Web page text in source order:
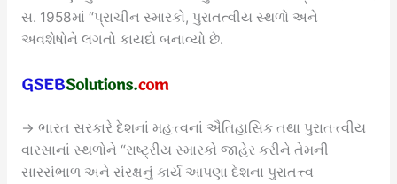
સ. 1958માં “પ્રાચીન સ્મારકો, પુરાતત્વીય સ્થળો અને
અવશેષોને લગતો કાયદો બનાવ્યો છે.
→ ભારત સરકારે દેશનાં મહત્ત્વનાં ઐતિહાસિક તથા પુરાતત્ત્વીય
વારસાનાં સ્થળોને “રાષ્ટ્રીય સ્મારકો જાહેર કરીને તેમની
સારસંભાળ અને સંરક્ષનું કાર્ય આપણા દેશના પુરાતત્ત્વ